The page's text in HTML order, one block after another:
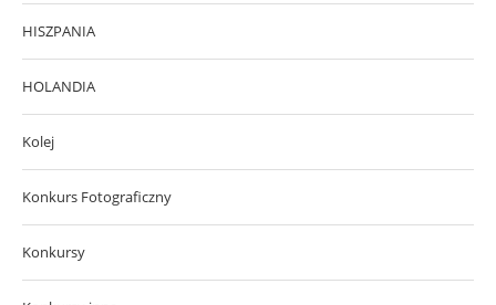
HISZPANIA
HOLANDIA
Kolej
Konkurs Fotograficzny
Konkursy